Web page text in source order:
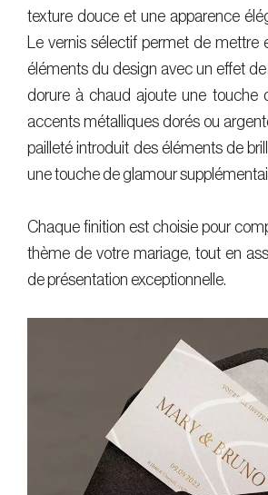
texture douce et une apparence
Le vernis sélectif permet de mettre
éléments du design avec un effet de
dorure à chaud ajoute une touche
accents métalliques dorés ou
pailleté introduit des éléments de
une touche de glamour
Chaque finition est choisie pour
thème de votre mariage, tout en
de présentation exceptionnelle.